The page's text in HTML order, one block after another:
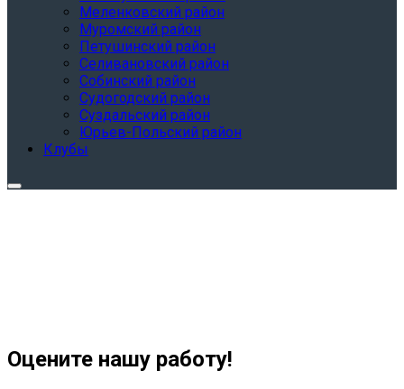
Меленковский район
Муромский район
Петушинский район
Селивановский район
Собинский район
Судогодский район
Суздальский район
Юрьев-Польский район
Клубы
Оцените нашу работу!